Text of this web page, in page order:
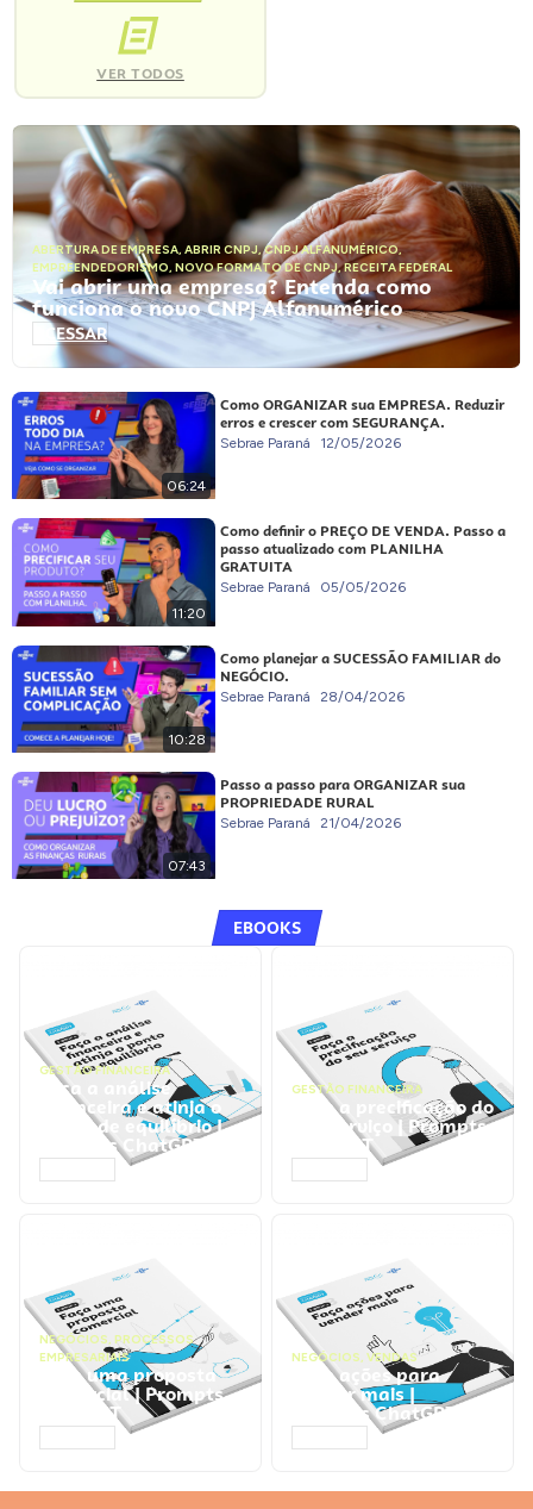
VER TODOS
ABERTURA DE EMPRESA, ABRIR CNPJ,CNPJ ALFANUMÉRICO,
EMPREENDEDORISMO, NOVO FORMATO DE CNPJ,RECEITA FEDERAL
Vai abrir uma empresa? Entenda como
funciona o novo CNPJ Alfanumérico
ACESSAR
06:24
Como ORGANIZAR sua EMPRESA. Reduzir
erros e crescer com SEGURANÇA.
Sebrae Paraná 12/05/2026
11:20
Como definir o PREÇO DE VENDA. Passo a
passo atualizado com PLANILHA
GRATUITA
Sebrae Paraná 05/05/2026
10:28
Como planejar a SUCESSÃO FAMILIAR do
NEGÓCIO.
Sebrae Paraná 28/04/2026
07:43
Passo a passo para ORGANIZAR sua
PROPRIEDADE RURAL
Sebrae Paraná 21/04/2026
EBOOKS
GESTÃO FINANCEIRA
Faça a análise
financeira e atinja o
ponto de equilíbrio |
Prompts ChatGPT
GESTÃO FINANCEIRA
Faça a precificação do
seu serviço | Prompts
ChatGPT
NEGÓCIOS, PROCESSOS
EMPRESARIAIS
Faça uma proposta
comercial | Prompts
ChatGPT
NEGÓCIOS, VENDAS
Faça ações para
vender mais |
Prompts ChatGPT